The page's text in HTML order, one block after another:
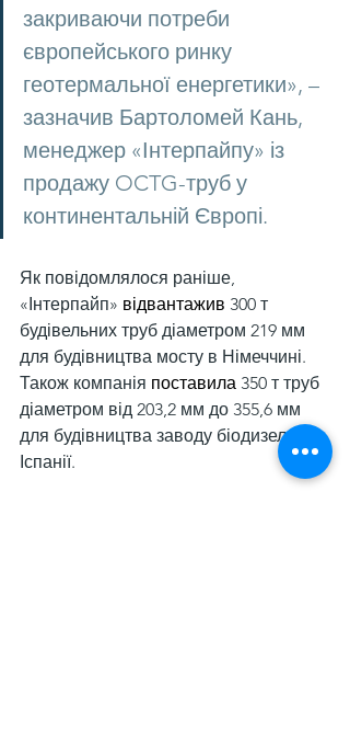
закриваючи потреби
європейського ринку
геотермальної енергетики», –
зазначив Бартоломей Кань,
менеджер «Інтерпайпу» із
продажу OCTG-труб у
континентальній Європі.
Як повідомлялося раніше,
«Інтерпайп» відвантажив 300 т
будівельних труб діаметром 219 мм
для будівництва мосту в Німеччині.
Також компанія поставила 350 т труб
діаметром від 203,2 мм до 355,6 мм
для будівництва заводу біодизеля в
Іспанії.